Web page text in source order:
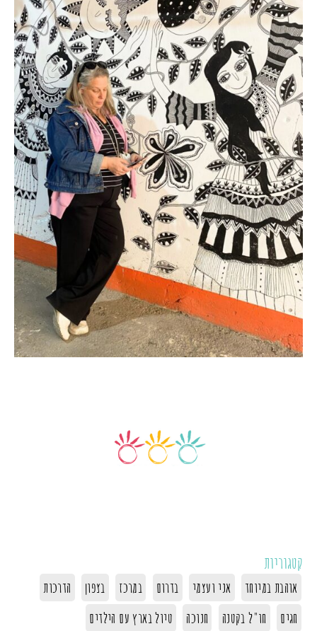
קטגוריות
אוהבת במיוחד אני ועצמי בדרום במרכז בצפון
הדרכות
חגים
חו"ל בקטנה חנוכה טיול בארץ עם הילדים